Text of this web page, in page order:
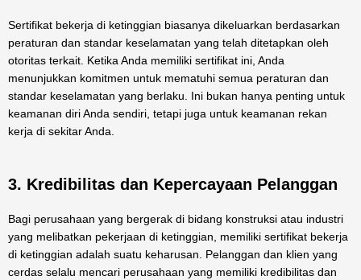
Sertifikat bekerja di ketinggian biasanya dikeluarkan berdasarkan
peraturan dan standar keselamatan yang telah ditetapkan oleh
otoritas terkait. Ketika Anda memiliki sertifikat ini, Anda
menunjukkan komitmen untuk mematuhi semua peraturan dan
standar keselamatan yang berlaku. Ini bukan hanya penting untuk
keamanan diri Anda sendiri, tetapi juga untuk keamanan rekan
kerja di sekitar Anda.
3. Kredibilitas dan Kepercayaan Pelanggan
Bagi perusahaan yang bergerak di bidang konstruksi atau industri
yang melibatkan pekerjaan di ketinggian, memiliki sertifikat bekerja
di ketinggian adalah suatu keharusan. Pelanggan dan klien yang
cerdas selalu mencari perusahaan yang memiliki kredibilitas dan